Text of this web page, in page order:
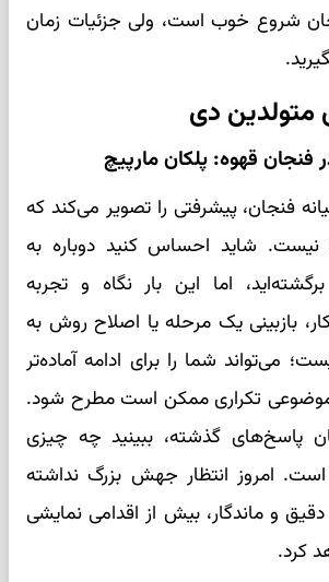
شروع خوب است، ولی جزئیات زمان
متولدین دی
قهوه: پلکان مارپیچ
فنجان، پیشرفتی را تصویر می‌کند که
شاید احساس کنید دوباره به
اما این بار نگاه و تجربه
بازبینی یک مرحله یا اصلاح روش به
می‌تواند شما را برای ادامه آماده‌تر
موضوعی تکراری ممکن است مطرح شود.
پاسخ‌های گذشته، ببینید چه چیزی
است. امروز انتظار جهش بزرگ نداشته
و ماندگار، بیش از اقدامی نمایشی
کرد.